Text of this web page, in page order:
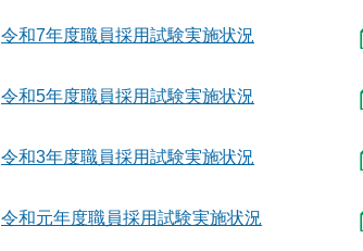
令和7年度職員採用試験実施状況
令和5年度職員採用試験実施状況
令和3年度職員採用試験実施状況
令和元年度職員採用試験実施状況